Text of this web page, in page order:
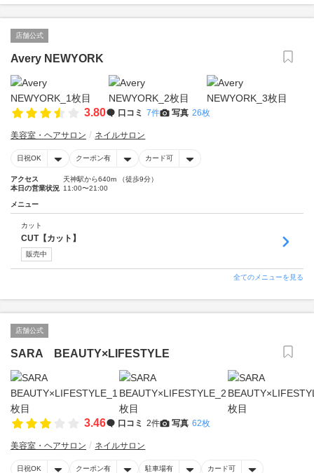
店舗公式
Avery NEWYORK
3.80 口コミ 7件 写真 26枚
美容室・ヘアサロン ネイルサロン
日祝OK クーポン有 カード可
アクセス
天神駅から640m （徒歩9分）
本日の営業状況 11:00〜21:00
メニュー
カット
CUT【カット】
販売中
全てのメニューを見る
店舗公式
SARA BEAUTY×LIFESTYLE
3.46 口コミ 2件 写真 62枚
美容室・ヘアサロン ネイルサロン
日祝OK クーポン有 駐車場有 カード可